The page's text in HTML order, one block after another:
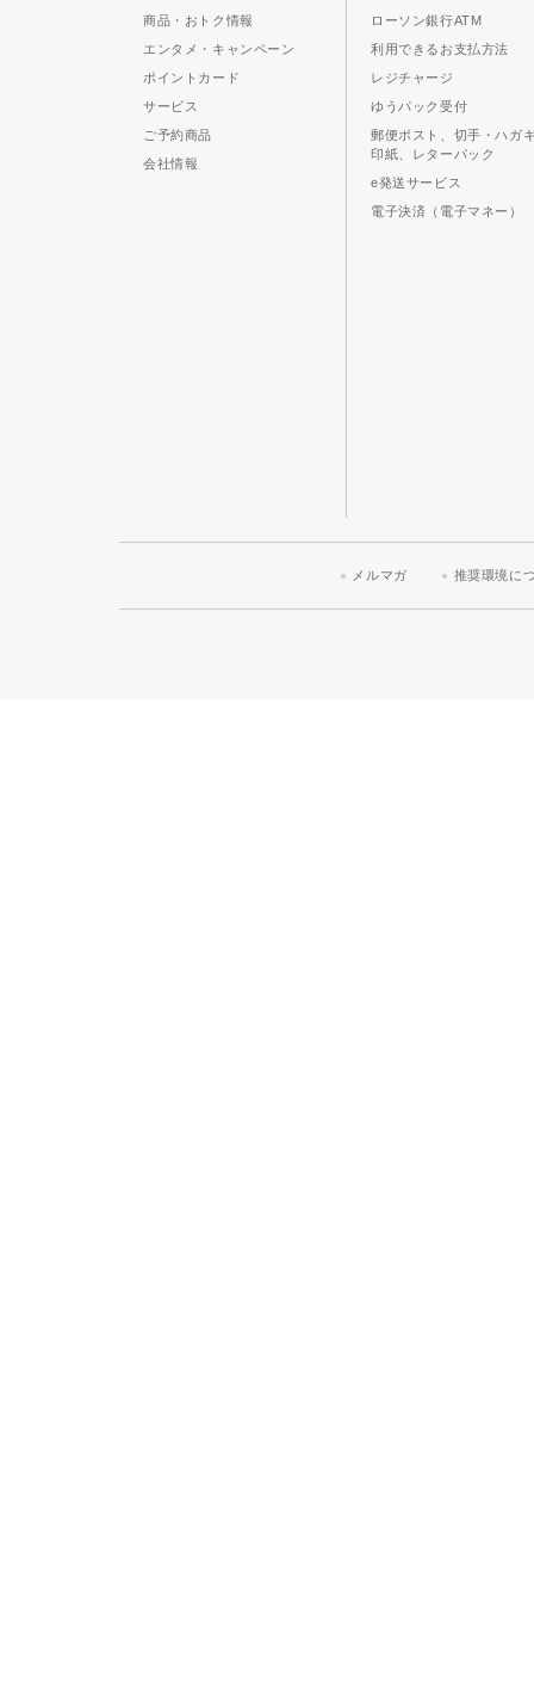
商品・おトク情報
エンタメ・キャンペーン
ポイントカード
サービス
ご予約商品
会社情報
ローソン銀行ATM
利用できるお支払方法
レジチャージ
ゆうパック受付
郵便ポスト、切手・ハガ
印紙、レターパック
e発送サービス
電子決済（電子マネー）
メルマガ 推奨環境に